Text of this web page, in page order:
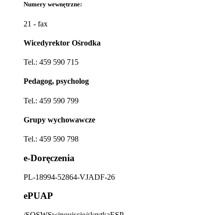
Numery wewnętrzne:
21 - fax
Wicedyrektor Ośrodka
Tel.: 459 590 715
Pedagog, psycholog
Tel.: 459 590 799
Grupy wychowawcze
Tel.: 459 590 798
e-Doręczenia
PL-18994-52864-VJADF-26
ePUAP